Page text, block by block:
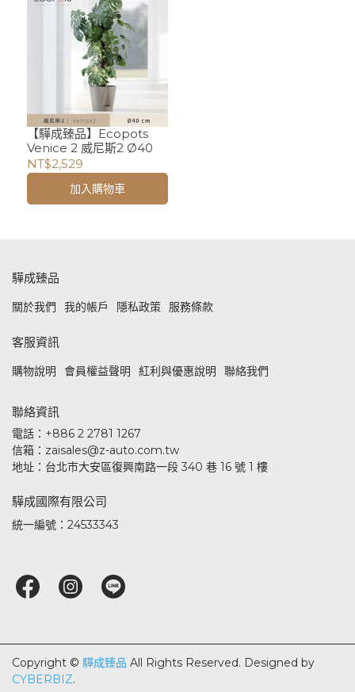
【驊成臻品】Ecopots
Venice 2 威尼斯2 Ø40
NT$2,529
加入購物車
驊成臻品
關於我們 我的帳戶 隱私政策 服務條款
客服資訊
購物說明 會員權益聲明 紅利與優惠說明 聯絡我們
聯絡資訊
電話：+886 2 2781 1267
信箱：zaisales@z-auto.com.tw
地址：台北市大安區復興南路一段 340 巷 16 號 1 樓
驊成國際有限公司
統一編號：24533343
Copyright © 驊成臻品 All Rights Reserved. Designed by
CYBERBIZ.